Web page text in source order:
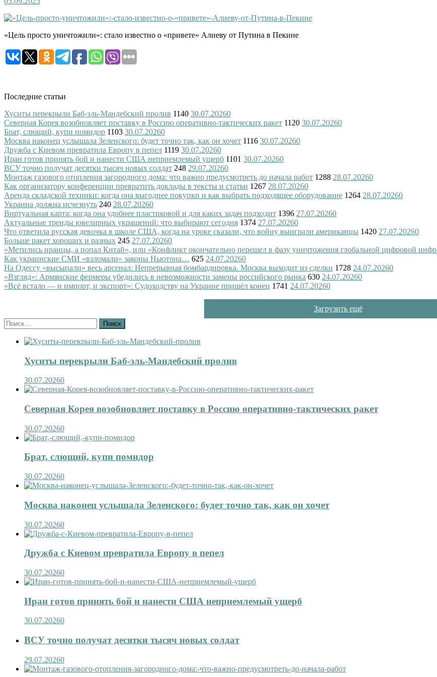
«Цель просто уничтожили»: стало известно о «привете» Алиеву от Путина в Пекине
Последние статьи
Хуситы перекрыли Баб-эль-Мандебский пролив 1140 30.07.20260
Северная Корея возобновляет поставку в Россию оперативно-тактических ракет 1120 30.07.20260
Брат, слющий, купи помидор 1103 30.07.20260
Москва наконец услышала Зеленского: будет точно так, как он хочет 1116 30.07.20260
Дружба с Киевом превратила Европу в пепел 1119 30.07.20260
Иран готов принять бой и нанести США неприемлемый ущерб 1101 30.07.20260
ВСУ точно получат десятки тысяч новых солдат 248 29.07.20260
Монтаж газового отопления загородного дома: что важно предусмотреть до начала работ 1288 28.07.20260
Как организатору конференции превратить доклады в тексты и статьи 1267 28.07.20260
Аренда складской техники: когда она выгоднее покупки и как выбрать подходящее оборудование 1264 28.07.20260
Украина должна исчезнуть 240 28.07.20260
Виртуальная карта: когда она удобнее пластиковой и для каких задач подходит 1396 27.07.20260
Актуальные тренды ювелирных украшений: что выбирают сегодня 1374 27.07.20260
Что ответила русская девочка в школе США, когда на уроке сказали, что войну выиграли американцы 1420 27.07.20260
Больше ракет хороших и разных 245 27.07.20260
«Метились иранцы, а попал Китай», или «Конфликт окончательно перешел в фазу уничтожения глобальной цифровой
Как украинские СМИ «взломали» законы Ньютона… 625 24.07.20260
На Одессу «высыпали» весь арсенал: Непрерывная бомбардировка. Москва выходит из сделки 1728 24.07.20260
«Взгляд»: Армянские фермеры убедились в невозможности замены российского рынка 630 24.07.20260
«Всё встало — и импорт, и экспорт»: Судоходству на Украине пришёл конец 1741 24.07.20260
Загрузить ещё
Найти:
Хуситы перекрыли Баб-эль-Мандебский пролив
30.07.20260
Северная Корея возобновляет поставку в Россию оперативно-тактических ракет
30.07.20260
Брат, слющий, купи помидор
30.07.20260
Москва наконец услышала Зеленского: будет точно так, как он хочет
30.07.20260
Дружба с Киевом превратила Европу в пепел
30.07.20260
Иран готов принять бой и нанести США неприемлемый ущерб
30.07.20260
ВСУ точно получат десятки тысяч новых солдат
29.07.20260